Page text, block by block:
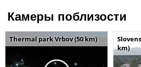
Камеры поблизости
Thermal park Vrbov (50 km)
km)